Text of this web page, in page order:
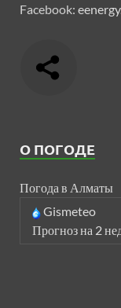
Facebook:
О ПОГОДЕ
Погода в Алматы
Gismeteo
Прогноз на 2